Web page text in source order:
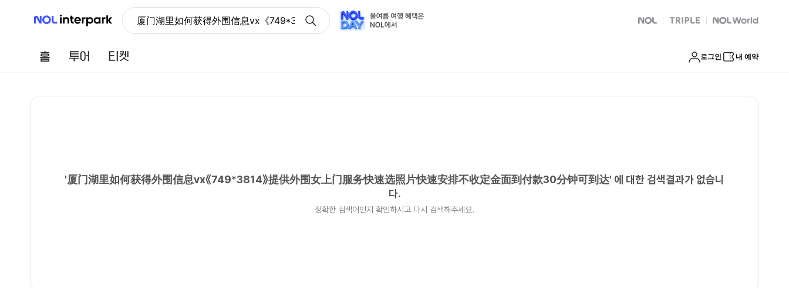
NOL 인터파크 厦门湖里如何获得外围信息vx《749*3814》提供外围女上门服务快速选照片快速安排不收定金面到付款30分钟可到达 NOL 트리플 Global Interpark
홈 투어 로그인 내 예약
'厦门湖里如何获得外围信息vx《749*3814》提供外围女上门服务快速选照片快速安排不收定金面到付款30分钟可到达' 에 대한 검색결과가 없습니
다.
정확한 검색어인지 확인하시고 다시 검색해주세요.